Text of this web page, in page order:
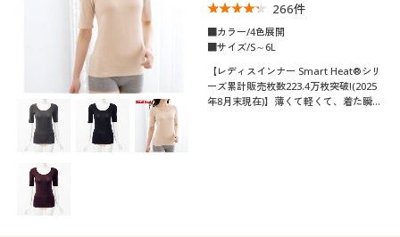
266件
■カラー/4色展開
■サイズ/S～6L
【レディスインナー Smart Heat®シリ
ーズ累計販売枚数223.4万枚突破!(2025
年8月末現在)】薄くて軽くて、着た瞬間